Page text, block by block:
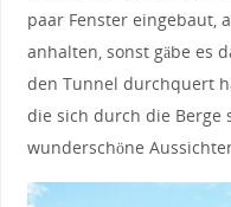
paar Fenster eingebaut,
anhalten, sonst gäbe es
den Tunnel durchquert
die sich durch die Berge
wunderschöne